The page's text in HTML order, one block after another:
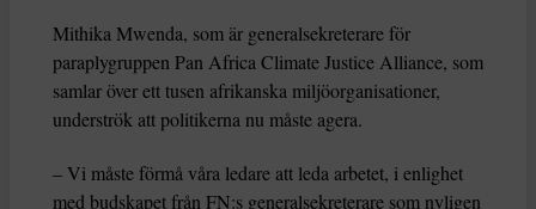
Mithika Mwenda, som är generalsekreterare för
paraplygruppen Pan Africa Climate Justice Alliance, som
samlar över ett tusen afrikanska miljöorganisationer,
underströk att politikerna nu måste agera.
– Vi måste förmå våra ledare att leda arbetet, i enlighet
med budskapet från FN:s generalsekreterare som nyligen